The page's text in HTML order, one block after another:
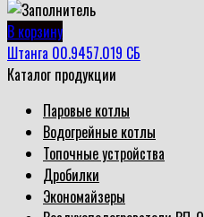
В корзину
Штанга 00.9457.019 СБ
Каталог продукции
Паровые котлы
Водогрейные котлы
Топочные устройства
Дробилки
Экономайзеры